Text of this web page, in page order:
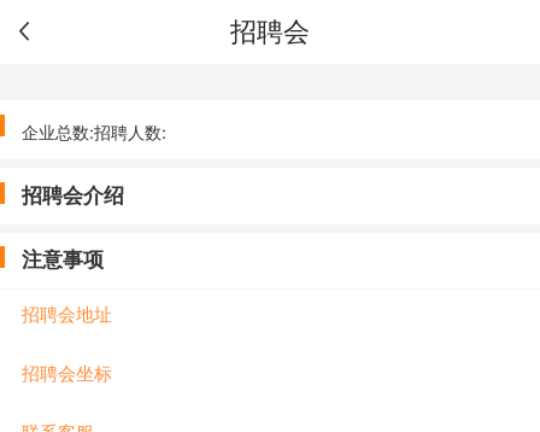
招聘会
企业总数:招聘人数:
招聘会介绍
注意事项
招聘会地址
招聘会坐标